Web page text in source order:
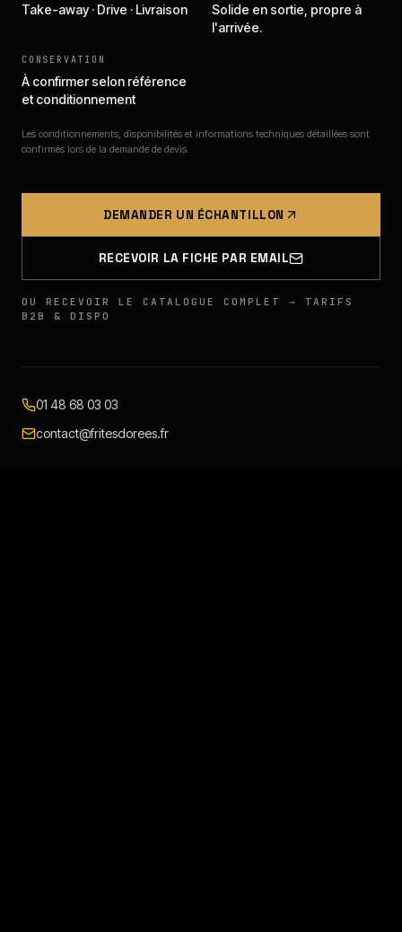
Take-away · Drive · Livraison
Solide en sortie, propre à
l'arrivée.
CONSERVATION
À confirmer selon référence
et conditionnement
Les conditionnements, disponibilités et informations techniques détaillées sont
confirmés lors de la demande de devis.
DEMANDER UN ÉCHANTILLON
RECEVOIR LA FICHE PAR EMAIL
OU RECEVOIR LE CATALOGUE COMPLET → TARIFS
B2B & DISPO
01 48 68 03 03
contact@fritesdorees.fr